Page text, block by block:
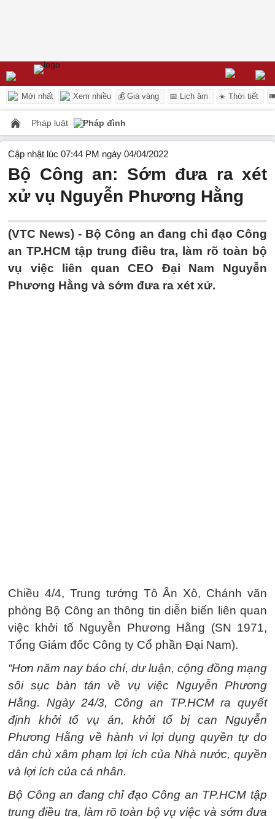
Mới nhất Xem nhiều 💰 Giá vàng 📅 Lịch âm ☀️ Thời tiết
Pháp luật Pháp đình
Cập nhật lúc 07:44 PM ngày 04/04/2022
Bộ Công an: Sớm đưa ra xét
xử vụ Nguyễn Phương Hằng
(VTC News) - Bộ Công an đang chỉ đạo Công
an TP.HCM tập trung điều tra, làm rõ toàn bộ
vụ việc liên quan CEO Đại Nam Nguyễn
Phương Hằng và sớm đưa ra xét xử.
Chiều 4/4, Trung tướng Tô Ân Xô, Chánh văn
phòng Bộ Công an thông tin diễn biến liên quan
việc khởi tố Nguyễn Phương Hằng (SN 1971,
Tổng Giám đốc Công ty Cổ phần Đại Nam).
“Hơn năm nay báo chí, dư luận, cộng đồng mạng
sôi sục bàn tán về vụ việc Nguyễn Phương
Hằng. Ngày 24/3, Công an TP.HCM ra quyết
định khởi tố vụ án, khởi tố bị can Nguyễn
Phương Hằng về hành vi lợi dụng quyền tự do
dân chủ xâm phạm lợi ích của Nhà nước, quyền
và lợi ích của cá nhân.
Bộ Công an đang chỉ đạo Công an TP.HCM tập
trung điều tra, làm rõ toàn bộ vụ việc và sớm đưa